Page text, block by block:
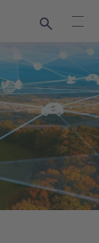
Ricerca